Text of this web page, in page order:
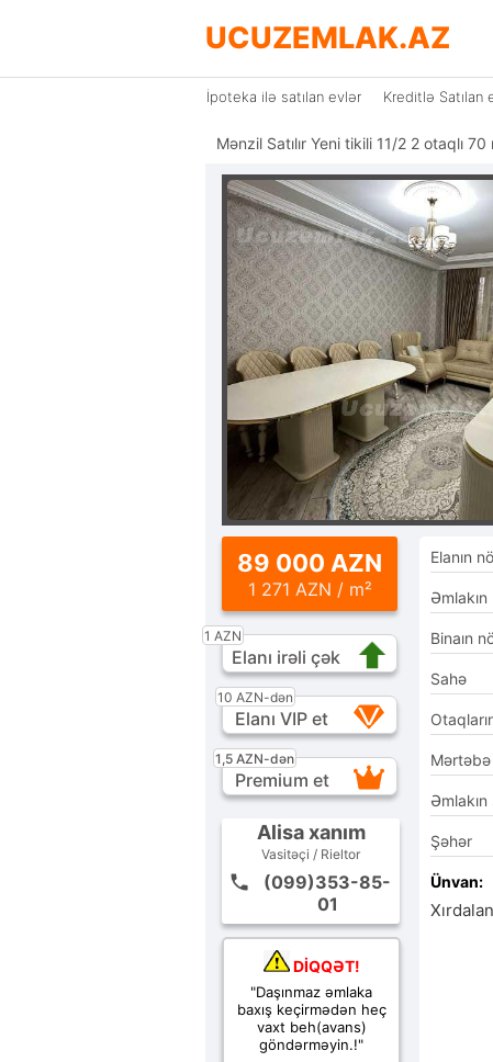
UCUZEMLAK.AZ
İpoteka ilə satılan evlər Kreditlə Satılan
Mənzil Satılır Yeni tikili 11/2 2 otaqlı 70
89 000 AZN
1 271 AZN / m²
1 AZN
Elanı irəli çək
10 AZN-dən
Elanı VIP et
1,5 AZN-dən
Premium et
Alisa xanım
Vasitəçi / Rieltor
(099)353-85-
01
DİQQƏT!
"Daşınmaz əmlaka
baxış keçirmədən heç
vaxt beh(avans)
göndərməyin.!"
Elanın
Əmlakın
Binaın
Sahə
Mərtəbə
Şəhər
Ünvan: